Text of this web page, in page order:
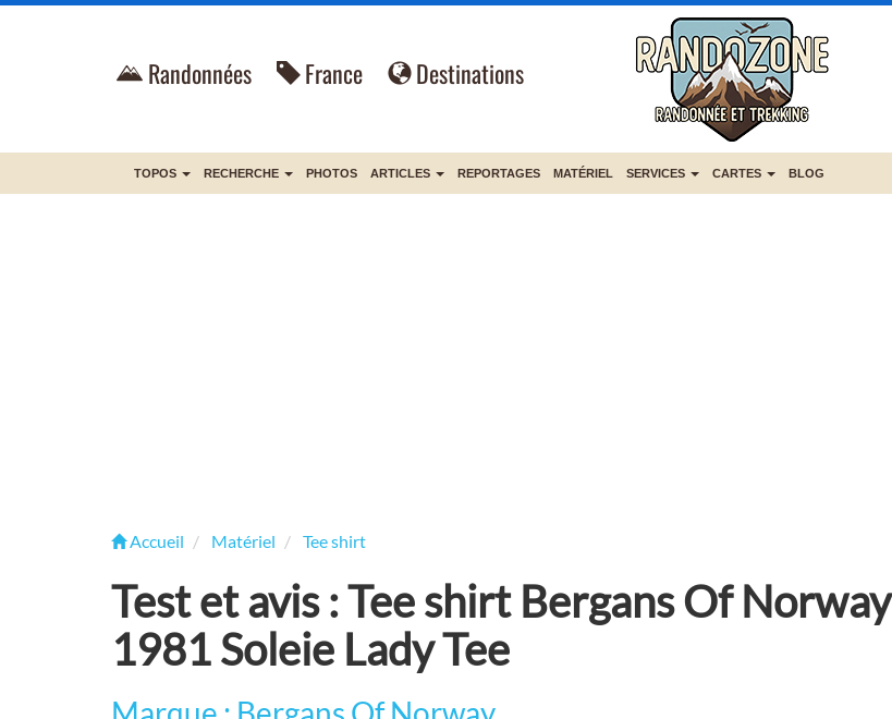
Randonnées France Destinations
TOPOS RECHERCHE PHOTOS ARTICLES REPORTAGES MATÉRIEL SERVICES CARTES BLOG
Accueil Matériel Tee shirt
Test et avis : Tee shirt Bergans Of Norway
1981 Soleie Lady Tee